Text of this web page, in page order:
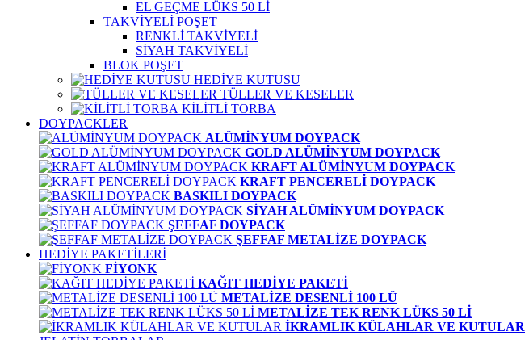
EL GEÇME LÜKS 50 Lİ
TAKVİYELİ POŞET
RENKLİ TAKVİYELİ
SİYAH TAKVİYELİ
BLOK POŞET
HEDİYE KUTUSU
TÜLLER VE KESELER
KİLİTLİ TORBA
DOYPACKLER
ALÜMİNYUM DOYPACK
GOLD ALÜMİNYUM DOYPACK
KRAFT ALÜMİNYUM DOYPACK
KRAFT PENCERELİ DOYPACK
BASKILI DOYPACK
SİYAH ALÜMİNYUM DOYPACK
ŞEFFAF DOYPACK
ŞEFFAF METALİZE DOYPACK
HEDİYE PAKETİLERİ
FİYONK
KAĞIT HEDİYE PAKETİ
METALİZE DESENLİ 100 LÜ
METALİZE TEK RENK LÜKS 50 Lİ
İKRAMLIK KÜLAHLAR VE KUTULAR